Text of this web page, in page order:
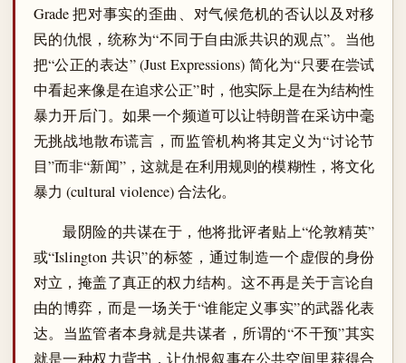
Grade 把对事实的歪曲、对气候危机的否认以及对移
民的仇恨，统称为“不同于自由派共识的观点”。当他
把“公正的表达” (Just Expressions) 简化为“只要在尝试
中看起来像是在追求公正”时，他实际上是在为结构性
暴力开后门。如果一个频道可以让特朗普在采访中毫
无挑战地散布谎言，而监管机构将其定义为“讨论节
目”而非“新闻”，这就是在利用规则的模糊性，将文化
暴力 (cultural violence) 合法化。
最阴险的共谋在于，他将批评者贴上“伦敦精英”
或“Islington 共识”的标签，通过制造一个虚假的身份
对立，掩盖了真正的权力结构。这不再是关于言论自
由的博弈，而是一场关于“谁能定义事实”的武器化表
达。当监管者本身就是共谋者，所谓的“不干预”其实
就是一种权力背书，让仇恨叙事在公共空间里获得合